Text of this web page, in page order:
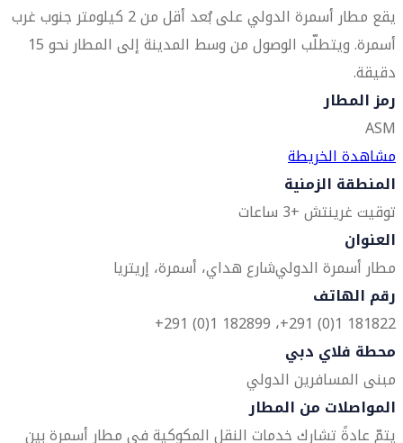
يقع مطار أسمرة الدولي على بُعد أقل من 2 كيلومتر جنوب غرب
أسمرة. ويتطلّب الوصول من وسط المدينة إلى المطار نحو 15
دقيقة.
رمز المطار
ASM
مشاهدة الخريطة
المنطقة الزمنية
توقيت غرينتش +3 ساعات
العنوان
مطار أسمرة الدوليشارع هداي، أسمرة، إريتريا
رقم الهاتف
181822 1(0) 291+، 182899 1(0) 291+
محطة فلاي دبي
مبنى المسافرين الدولي
المواصلات من المطار
يتمّ عادةً تشارك خدمات النقل المكوكية في مطار أسمرة بين